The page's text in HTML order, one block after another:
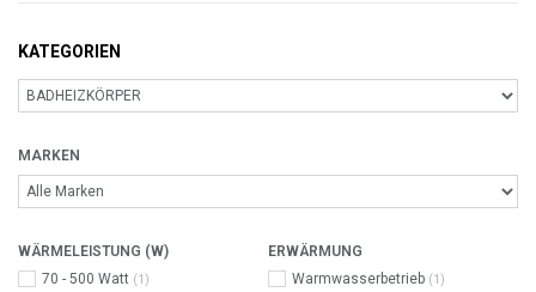
KATEGORIEN
MARKEN
WÄRMELEISTUNG (W)
70 - 500 Watt (1)
ERWÄRMUNG
Warmwasserbetrieb (1)